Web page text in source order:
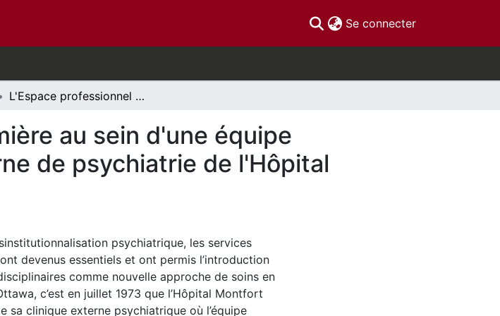
Se connecter(current)
L'Espace professionnel de l'infirmière au sein d'une équipe multidisciplinaire : Clinique externe de psychiatrie de l'Hôpital Montfort, 1976-2002
au sein d'une équipe
de psychiatrie de l'Hôpital
psychiatrique, les services
devenus essentiels et ont permis l’introduction
comme nouvelle approche de soins en
c’est en juillet 1973 que l’Hôpital Montfort
sa clinique externe psychiatrique où l’équipe